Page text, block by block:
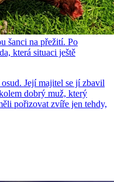
šanci na přežití. Po
která situaci ještě
Její majitel se jí zbavil
dobrý muž, který
pořizovat zvíře jen tehdy,